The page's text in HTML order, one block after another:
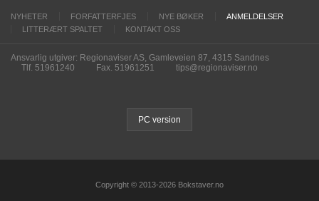
NYHETER FORFATTERFJES NYE BØKER
ANMELDELSER
LITTERÆRT SPALTET
KONTAKT OSS
Ansvarlig utgiver: Regionaviser AS, Gamleveien 87, 4315 Sandnes
Tlf. 51961240
Fax. 51961251 tips@regionaviser.no
PC version
Copyright © 2013-2026 Bokstaver.no